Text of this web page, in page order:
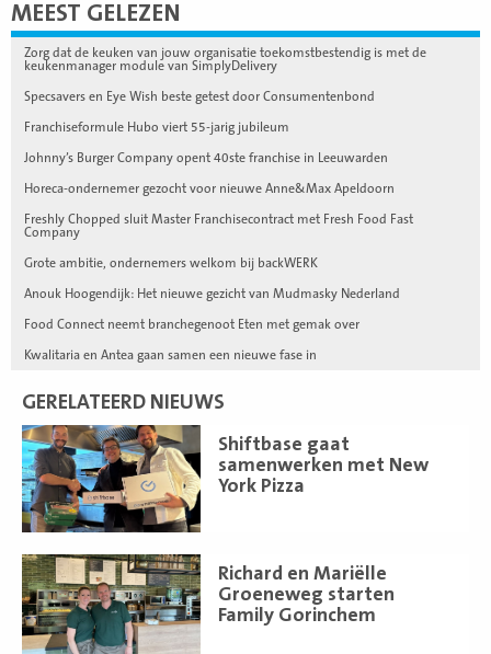
MEEST GELEZEN
Zorg dat de keuken van jouw organisatie toekomstbestendig is met de
keukenmanager module van SimplyDelivery
Specsavers en Eye Wish beste getest door Consumentenbond
Franchiseformule Hubo viert 55-jarig jubileum
Johnny’s Burger Company opent 40ste franchise in Leeuwarden
Horeca-ondernemer gezocht voor nieuwe Anne&Max Apeldoorn
Freshly Chopped sluit Master Franchisecontract met Fresh Food Fast
Company
Grote ambitie, ondernemers welkom bij backWERK
Anouk Hoogendijk: Het nieuwe gezicht van Mudmasky Nederland
Food Connect neemt branchegenoot Eten met gemak over
Kwalitaria en Antea gaan samen een nieuwe fase in
GERELATEERD NIEUWS
Shiftbase gaat
samenwerken met New
York Pizza
Lees
meer
Richard en Mariëlle
Groeneweg starten
Family Gorinchem
Lees
meer